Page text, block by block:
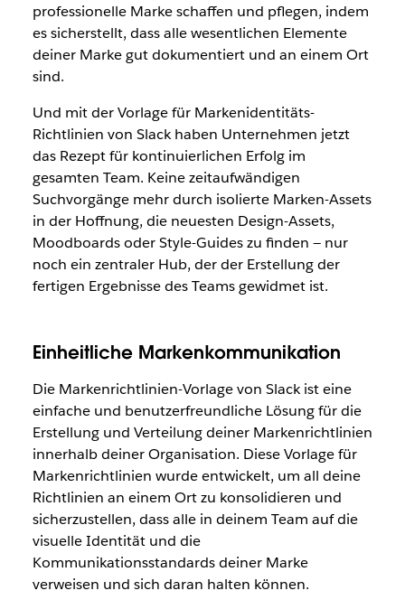
professionelle Marke schaffen und pflegen, indem
es sicherstellt, dass alle wesentlichen Elemente
deiner Marke gut dokumentiert und an einem Ort
sind.
Und mit der Vorlage für Markenidentitäts-
Richtlinien von Slack haben Unternehmen jetzt
das Rezept für kontinuierlichen Erfolg im
gesamten Team. Keine zeitaufwändigen
Suchvorgänge mehr durch isolierte Marken-Assets
in der Hoffnung, die neuesten Design-Assets,
Moodboards oder Style-Guides zu finden — nur
noch ein zentraler Hub, der der Erstellung der
fertigen Ergebnisse des Teams gewidmet ist.
Einheitliche Markenkommunikation
Die Markenrichtlinien-Vorlage von Slack ist eine
einfache und benutzerfreundliche Lösung für die
Erstellung und Verteilung deiner Markenrichtlinien
innerhalb deiner Organisation. Diese Vorlage für
Markenrichtlinien wurde entwickelt, um all deine
Richtlinien an einem Ort zu konsolidieren und
sicherzustellen, dass alle in deinem Team auf die
visuelle Identität und die
Kommunikationsstandards deiner Marke
verweisen und sich daran halten können.